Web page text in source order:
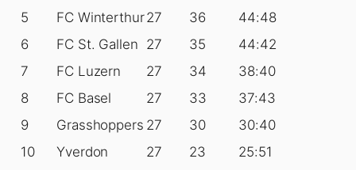
5
FC Winterthur27 36
44:48
6
FC St. Gallen 27 35
44:42
7
FC Luzern 27 34
38:40
8
FC Basel 27 33
37:43
9
Grasshoppers 27 30
30:40
10
Yverdon 27 23
25:51